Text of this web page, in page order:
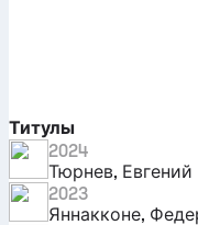
Титулы
2024
Тюрнев, Евгений
2023